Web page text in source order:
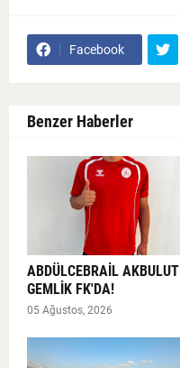
Facebook
Benzer Haberler
ABDÜLCEBRAİL AKBULUT
GEMLİK FK'DA!
05 Ağustos, 2026